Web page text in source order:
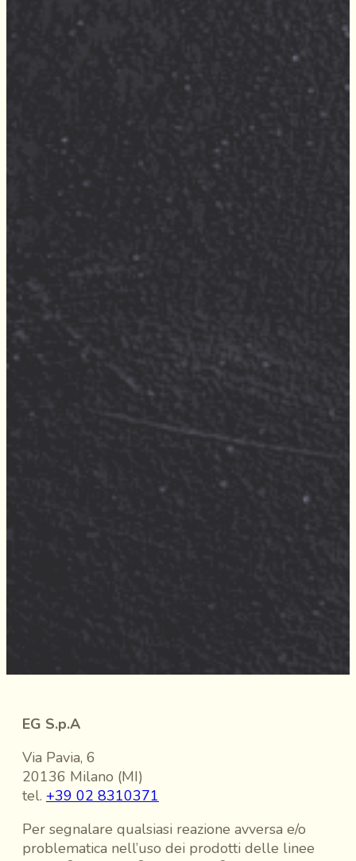
EG S.p.A
Via Pavia, 6
20136 Milano (MI)
tel. +39 02 8310371
Per segnalare qualsiasi reazione avversa e/o
problematica nell’uso dei prodotti delle linee